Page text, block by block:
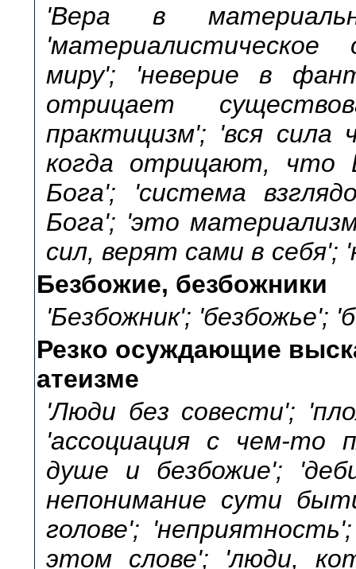
'Вера в
миру'; 'неверие в
отрицает
практицизм'; 'вся сила
когда отрицают, что
Бога'; 'система
Бога'; 'это
сил, верят сами в себя';
Безбожие, безбожники
'Безбожник'; 'безбожье';
Резко осуждающие
атеизме
'Люди без совести';
'ассоциация с чем-то
душе и безбожие';
непонимание сути
голове';
этом слове'; 'люди,